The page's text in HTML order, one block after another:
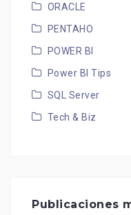
ORACLE
PENTAHO
POWER BI
Power BI Tips
SQL Server
Tech & Biz
Publicaciones